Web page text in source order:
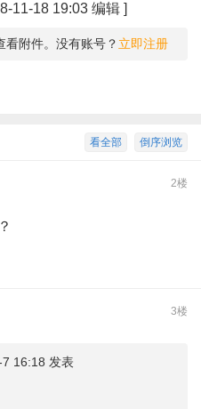
11-18 19:03 编辑 ]
看附件。没有账号？ 立即注册
倒序浏览
看全部
2楼
3楼
16:18 发表